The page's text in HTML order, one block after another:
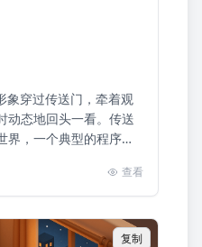
象穿过传送门，牵着观
动态地回头一看。传送
界，一个典型的程序员
查看
复制